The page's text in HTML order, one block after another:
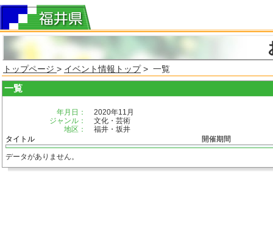
トップページ > イベント情報トップ> 一覧
一覧
年月日：
2020年11月
ジャンル：
文化・芸術
地区：
福井・坂井
タイトル
開催期間
データがありません。